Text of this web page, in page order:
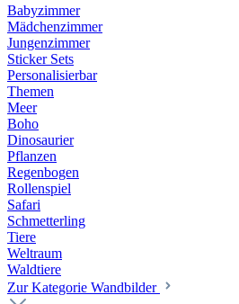
Babyzimmer
Mädchenzimmer
Jungenzimmer
Sticker Sets
Personalisierbar
Themen
Meer
Boho
Dinosaurier
Pflanzen
Regenbogen
Rollenspiel
Safari
Schmetterling
Tiere
Weltraum
Waldtiere
Zur Kategorie Wandbilder